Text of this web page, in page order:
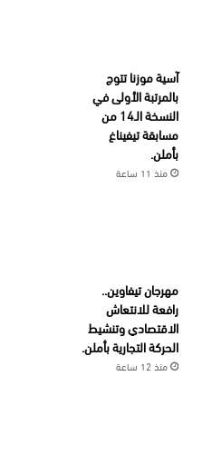
آسية موزنا تتوج
بالمرتبة الأولى في
النسخة الـ14 من
مسابقة تيفيناغ
بأملن.
منذ 11 ساعة
مهرجان تيفاوين..
رافعة للانتعاش
الاقتصادي وتنشيط
الحركة التجارية بأملن.
منذ 12 ساعة